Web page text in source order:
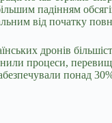
падінням
від початку
дронів
процеси,
понад